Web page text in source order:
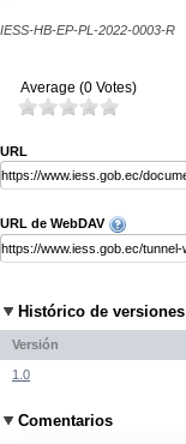
IESS-HB-EP-PL-2022-0003-R
Average (0 Votes)
URL
URL de WebDAV
Histórico de versiones
Versión
1.0
Comentarios